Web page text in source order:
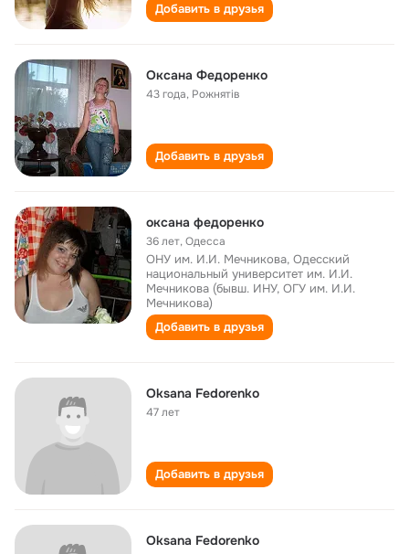
Добавить в друзья
Оксана Федоренко
43 года, Рожнятів
Добавить в друзья
оксана федоренко
36 лет,Одесса
ОНУ им. И.И. Мечникова, Одесский
национальный университет им. И.И.
Мечникова (бывш. ИНУ, ОГУ им. И.И.
Мечникова)
Добавить в друзья
Oksana Fedorenko
47 лет
Добавить в друзья
Oksana Fedorenko